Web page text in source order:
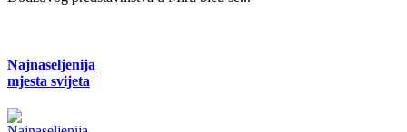
Najnaseljenija
mjesta svijeta